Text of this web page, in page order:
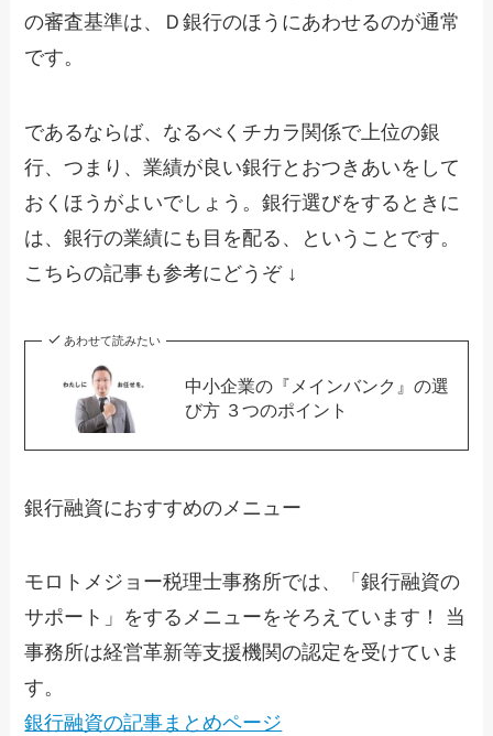
の審査基準は、Ｄ銀行のほうにあわせるのが通常
です。
であるならば、なるべくチカラ関係で上位の銀
行、つまり、業績が良い銀行とおつきあいをして
おくほうがよいでしょう。銀行選びをするときに
は、銀行の業績にも目を配る、ということです。
こちらの記事も参考にどうぞ ↓
あわせて読みたい
中小企業の『メインバンク』の選
び方 ３つのポイント
銀行融資におすすめのメニュー
モロトメジョー税理士事務所では、「銀行融資の
サポート」をするメニューをそろえています！ 当
事務所は経営革新等支援機関の認定を受けていま
す。
銀行融資の記事まとめページ